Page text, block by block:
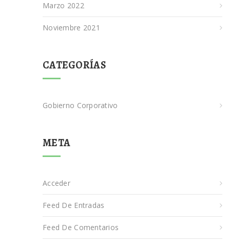
Marzo 2022
Noviembre 2021
CATEGORÍAS
Gobierno Corporativo
META
Acceder
Feed De Entradas
Feed De Comentarios